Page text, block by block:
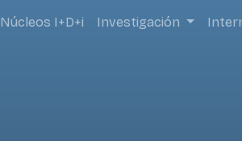
Núcleos I+D+i Investigación